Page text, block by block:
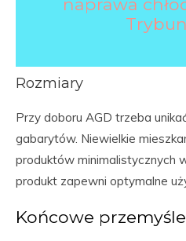
Rozmiary
Przy doboru AGD trzeba
gabarytów. Niewielkie
produktów minimalistycznych
produkt zapewni optymalne
Końcowe